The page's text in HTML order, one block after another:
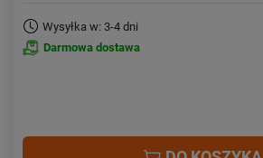
Wysyłka w: 3-4 dni
Darmowa dostawa